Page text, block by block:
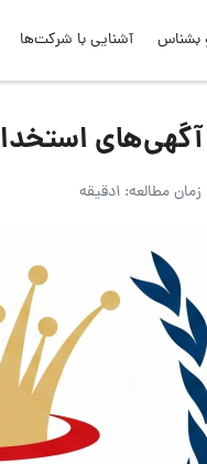
بشناس آشنایی با شرکت‌ها
استخدام گروه
زمان مطالعه: 1دقیقه